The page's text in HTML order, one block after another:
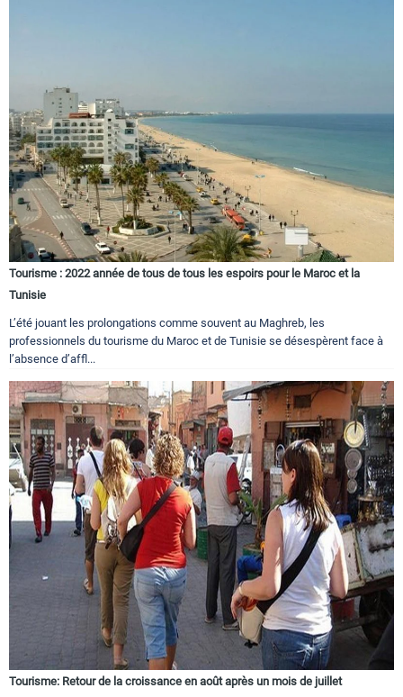
Tourisme : 2022 année de tous de tous les espoirs pour le Maroc et la
Tunisie
L’été jouant les prolongations comme souvent au Maghreb, les
professionnels du tourisme du Maroc et de Tunisie se désespèrent face à
l’absence d’affl...
Tourisme: Retour de la croissance en août après un mois de juillet